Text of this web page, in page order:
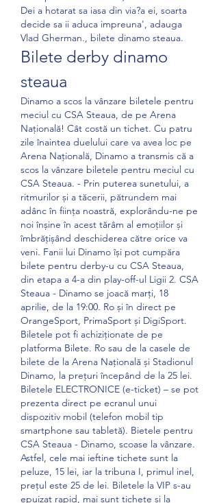
Dei a hotarat sa iasa din via?a ei, soarta
decide sa ii aduca impreuna', adauga
Vlad Gherman., bilete dinamo steaua.
Bilete derby dinamo
steaua
Dinamo a scos la vânzare biletele pentru
meciul cu CSA Steaua, de pe Arena
Națională! Cât costă un tichet. Cu patru
zile înaintea duelului care va avea loc pe
Arena Națională, Dinamo a transmis că a
scos la vânzare biletele pentru meciul cu
CSA Steaua. - Prin puterea sunetului, a
ritmurilor și a tăcerii, pătrundem mai
adânc în ființa noastră, explorându-ne pe
noi înșine în acest tărâm al emoțiilor și
îmbrățișând deschiderea către orice va
veni. Fanii lui Dinamo își pot cumpăra
bilete pentru derby-u cu CSA Steaua,
din etapa a 4-a din play-off-ul Ligii 2. CSA
Steaua - Dinamo se joacă marți, 18
aprilie, de la 19:00. Ro și în direct pe
OrangeSport, PrimaSport și DigiSport.
Biletele pot fi achiziționate de pe
platforma Bilete. Ro sau de la casele de
bilete de la Arena Națională și Stadionul
Dinamo, la prețuri începând de la 25 lei.
Biletele ELECTRONICE (e-ticket) – se pot
prezenta direct pe ecranul unui
dispozitiv mobil (telefon mobil tip
smartphone sau tabletă). Bietele pentru
CSA Steaua - Dinamo, scoase la vânzare.
Astfel, cele mai ieftine tichete sunt la
peluze, 15 lei, iar la tribuna I, primul inel,
prețul este 25 de lei. Biletele la VIP s-au
epuizat rapid, mai sunt tichete și la